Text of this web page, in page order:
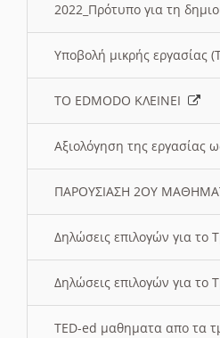
2022_Πρότυπο για τη
Υποβολή μικρής εργασίας
ΤΟ EDMODO ΚΛΕΙΝΕΙ
Αξιολόγηση της
ΠΑΡΟΥΣΙΑΣΗ 2ΟΥ
Δηλώσεις επιλογών για το
Δηλώσεις επιλογών για το
TED-ed μαθηματα απο τα